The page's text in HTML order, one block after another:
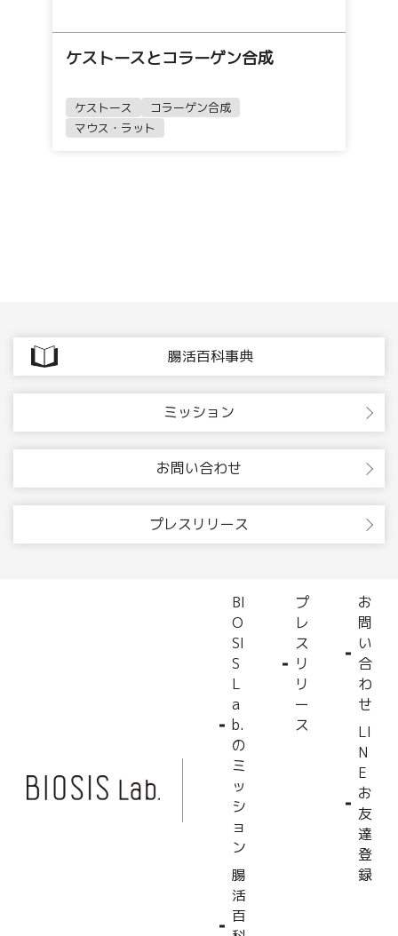
ケストースとコラーゲン合成
ケストース
コラーゲン合成
マウス・ラット
腸活百科事典
ミッション
お問い合わせ
プレスリリース
BI
O
SI
S
L
a
b.
の
ミ
ッ
シ
ョ
ン
腸
活
百
プ
レ
ス
リ
リ
ー
ス
お
問
い
合
わ
せ
LI
N
E
お
友
達
登
録